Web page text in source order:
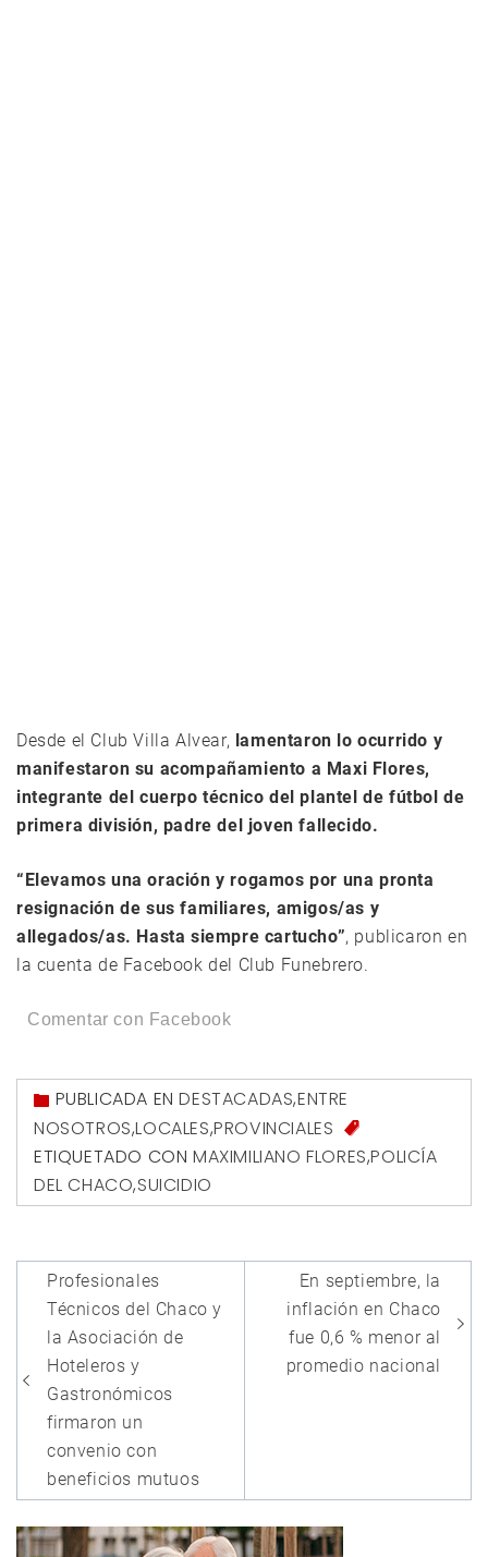
Desde el Club Villa Alvear, lamentaron lo ocurrido y
manifestaron su acompañamiento a Maxi Flores,
integrante del cuerpo técnico del plantel de fútbol de
primera división, padre del joven fallecido.
“Elevamos una oración y rogamos por una pronta
resignación de sus familiares, amigos/as y
allegados/as. Hasta siempre cartucho”, publicaron en
la cuenta de Facebook del Club Funebrero.
Comentar con Facebook
PUBLICADA ENDESTACADAS,ENTRE
NOSOTROS,LOCALES,PROVINCIALES
ETIQUETADO CON MAXIMILIANO FLORES,POLICÍA
DEL CHACO,SUICIDIO
Navegación
de
entradas
Profesionales
Técnicos del Chaco y
la Asociación de
Hoteleros y
Gastronómicos
firmaron un
convenio con
beneficios mutuos
En septiembre, la
inflación en Chaco
fue 0,6 % menor al
promedio nacional